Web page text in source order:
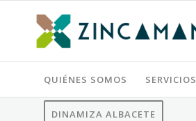
QUIÉNES SOMOS SERVICIOS
DINAMIZA ALBACETE